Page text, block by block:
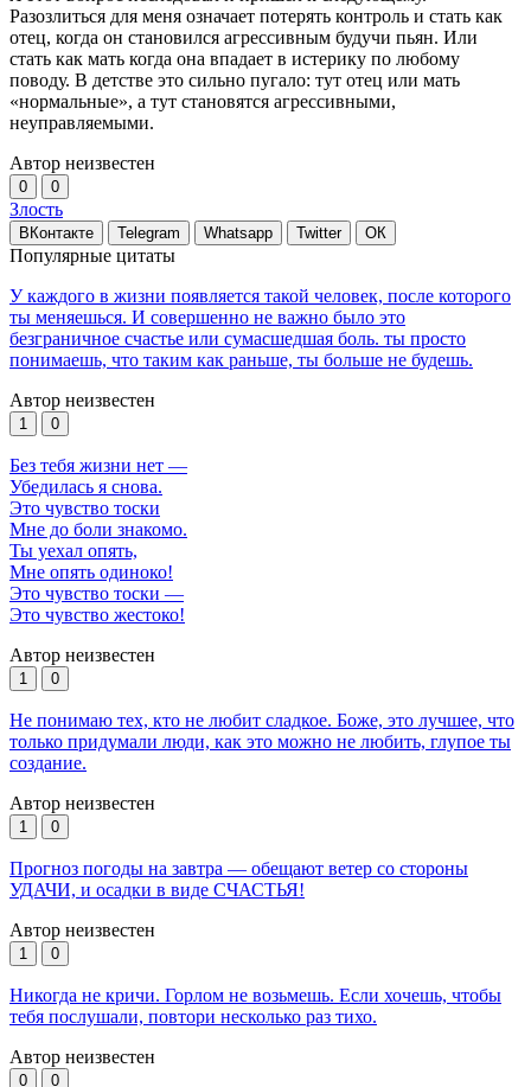
Разозлиться для меня означает потерять контроль и стать как
отец, когда он становился агрессивным будучи пьян. Или
стать как мать когда она впадает в истерику по любому
поводу. В детстве это сильно пугало: тут отец или мать
«нормальные», а тут становятся агрессивными,
неуправляемыми.
Автор неизвестен
0 0
Злость
ВКонтакте Telegram Whatsapp Twitter ОК
Популярные цитаты
У каждого в жизни появляется такой человек, после которого
ты меняешься. И совершенно не важно было это
безграничное счастье или сумасшедшая боль. ты просто
понимаешь, что таким как раньше, ты больше не будешь.
Автор неизвестен
1 0
Без тебя жизни нет —
Убедилась я снова.
Это чувство тоски
Мне до боли знакомо.
Ты уехал опять,
Мне опять одиноко!
Это чувство тоски —
Это чувство жестоко!
Автор неизвестен
1 0
Не понимаю тех, кто не любит сладкое. Боже, это лучшее, что
только придумали люди, как это можно не любить, глупое ты
создание.
Автор неизвестен
1 0
Прогноз погоды на завтра — обещают ветер со стороны
УДАЧИ, и осадки в виде СЧАСТЬЯ!
Автор неизвестен
1 0
Никогда не кричи. Горлом не возьмешь. Если хочешь, чтобы
тебя послушали, повтори несколько раз тихо.
Автор неизвестен
0 0